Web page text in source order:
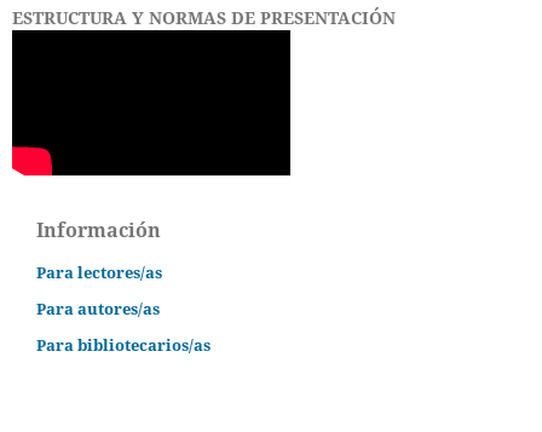
ESTRUCTURA Y NORMAS DE PRESENTACIÓN
Información
Para lectores/as
Para autores/as
Para bibliotecarios/as